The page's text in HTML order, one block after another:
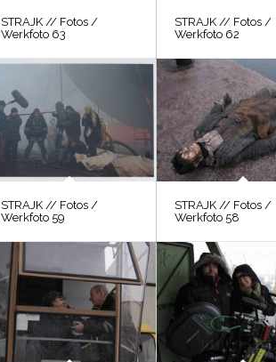
STRAJK // Fotos /
Werkfoto 63
STRAJK // Fotos /
Werkfoto 62
STRAJK // Fotos /
Werkfoto 59
STRAJK // Fotos /
Werkfoto 58